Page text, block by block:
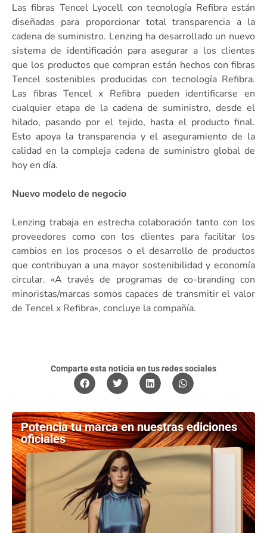
Las fibras Tencel Lyocell con tecnología Refibra están
diseñadas para proporcionar total transparencia a la
cadena de suministro. Lenzing ha desarrollado un nuevo
sistema de identificación para asegurar a los clientes
que los productos que compran están hechos con fibras
Tencel sostenibles producidas con tecnología Refibra.
Las fibras Tencel x Refibra pueden identificarse en
cualquier etapa de la cadena de suministro, desde el
hilado, pasando por el tejido, hasta el producto final.
Esto apoya la transparencia y el aseguramiento de la
calidad en la compleja cadena de suministro global de
hoy en día.
Nuevo modelo de negocio
Lenzing trabaja en estrecha colaboración tanto con los
proveedores como con los clientes para facilitar los
cambios en los procesos o el desarrollo de productos
que contribuyan a una mayor sostenibilidad y economía
circular. «A través de programas de co-branding con
minoristas/marcas somos capaces de transmitir el valor
de Tencel x Refibra», concluye la compañía.
Comparte esta noticia en tus redes sociales
Potencia tu marca en nuestras ediciones
oficiales